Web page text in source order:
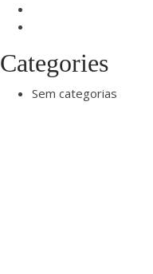
Categories
Sem categorias